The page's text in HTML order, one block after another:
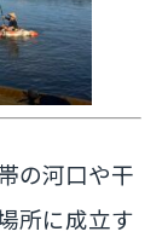
の河口や干
所に成立す